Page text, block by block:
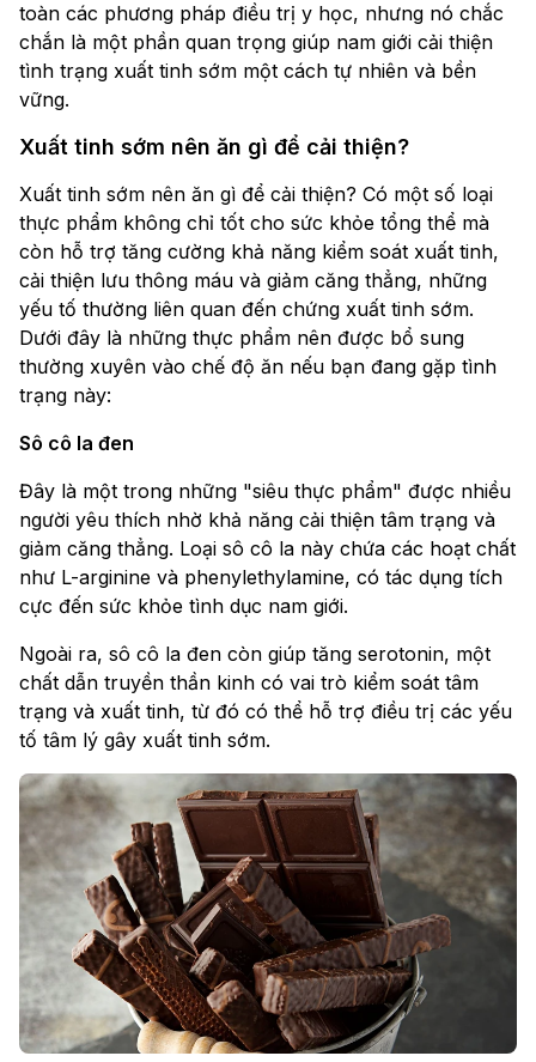
toàn các phương pháp điều trị y học, nhưng nó chắc
chắn là một phần quan trọng giúp nam giới cải thiện
tình trạng xuất tinh sớm một cách tự nhiên và bền
vững.
Xuất tinh sớm nên ăn gì​ để cải thiện?
Xuất tinh sớm nên ăn gì​ để cải thiện? Có một số loại
thực phẩm không chỉ tốt cho sức khỏe tổng thể mà
còn hỗ trợ tăng cường khả năng kiểm soát xuất tinh,
cải thiện lưu thông máu và giảm căng thẳng, những
yếu tố thường liên quan đến chứng xuất tinh sớm.
Dưới đây là những thực phẩm nên được bổ sung
thường xuyên vào chế độ ăn nếu bạn đang gặp tình
trạng này:
Sô cô la đen
Đây là một trong những "siêu thực phẩm" được nhiều
người yêu thích nhờ khả năng cải thiện tâm trạng và
giảm căng thẳng. Loại sô cô la này chứa các hoạt chất
như L-arginine và phenylethylamine, có tác dụng tích
cực đến sức khỏe tình dục nam giới.
Ngoài ra, sô cô la đen còn giúp tăng serotonin, một
chất dẫn truyền thần kinh có vai trò kiểm soát tâm
trạng và xuất tinh, từ đó có thể hỗ trợ điều trị các yếu
tố tâm lý gây xuất tinh sớm.